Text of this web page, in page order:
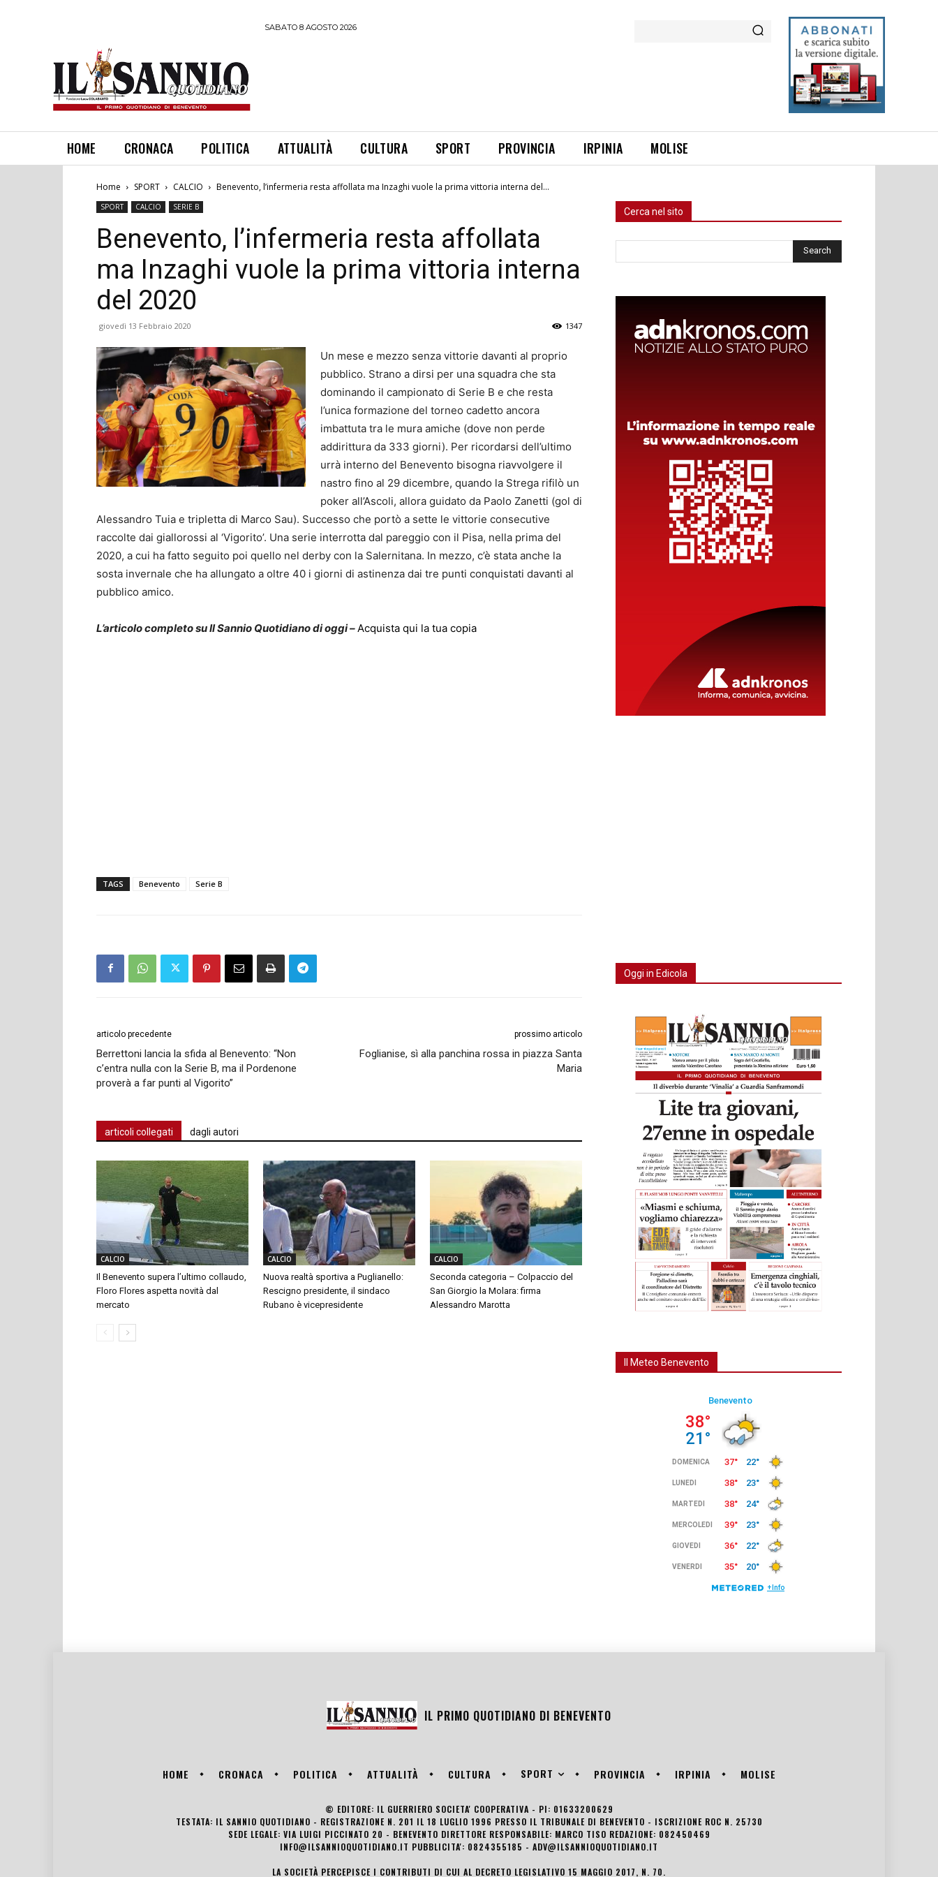
SABATO 8 AGOSTO 2026
HOME CRONACA POLITICA ATTUALITÀ CULTURA SPORT PROVINCIA IRPINIA MOLISE
Home SPORT CALCIO Benevento, l’infermeria resta affollata ma Inzaghi vuole la prima vittoria interna del...
SPORT CALCIO SERIE B
Benevento, l’infermeria resta affollata
ma Inzaghi vuole la prima vittoria interna
del 2020
giovedì 13 Febbraio 2020 1347
Un mese e mezzo senza vittorie davanti al proprio
pubblico. Strano a dirsi per una squadra che sta
dominando il campionato di Serie B e che resta
l’unica formazione del torneo cadetto ancora
imbattuta tra le mura amiche (dove non perde
addirittura da 333 giorni). Per ricordarsi dell’ultimo
urrà interno del Benevento bisogna riavvolgere il
nastro fino al 29 dicembre, quando la Strega rifilò un
poker all’Ascoli, allora guidato da Paolo Zanetti (gol di
Alessandro Tuia e tripletta di Marco Sau). Successo che portò a sette le vittorie consecutive
raccolte dai giallorossi al ‘Vigorito’. Una serie interrotta dal pareggio con il Pisa, nella prima del
2020, a cui ha fatto seguito poi quello nel derby con la Salernitana. In mezzo, c’è stata anche la
sosta invernale che ha allungato a oltre 40 i giorni di astinenza dai tre punti conquistati davanti al
pubblico amico.
L’articolo completo su Il Sannio Quotidiano di oggi – Acquista qui la tua copia
TAGS Benevento Serie B
articolo precedente
Berrettoni lancia la sfida al Benevento: “Non
c’entra nulla con la Serie B, ma il Pordenone
proverà a far punti al Vigorito”
prossimo articolo
Foglianise, sì alla panchina rossa in piazza Santa
Maria
articoli collegati dagli autori
CALCIO
Il Benevento supera l’ultimo collaudo,
Floro Flores aspetta novità dal
mercato
CALCIO
Nuova realtà sportiva a Puglianello:
Rescigno presidente, il sindaco
Rubano è vicepresidente
CALCIO
Seconda categoria – Colpaccio del
San Giorgio la Molara: firma
Alessandro Marotta
Cerca nel sito
Oggi in Edicola
Il Meteo Benevento
IL PRIMO QUOTIDIANO DI BENEVENTO
HOME CRONACA POLITICA ATTUALITÀ CULTURA SPORT PROVINCIA IRPINIA MOLISE
© EDITORE: IL GUERRIERO SOCIETA' COOPERATIVA - PI: 01633200629
TESTATA: IL SANNIO QUOTIDIANO - REGISTRAZIONE N. 201 IL 18 LUGLIO 1996 PRESSO IL TRIBUNALE DI BENEVENTO - ISCRIZIONE ROC N. 25730
SEDE LEGALE: VIA LUIGI PICCINATO 20 - BENEVENTO DIRETTORE RESPONSABILE: MARCO TISO REDAZIONE: 082450469
INFO@ILSANNIOQUOTIDIANO.IT PUBBLICITA': 0824355185 - ADV@ILSANNIOQUOTIDIANO.IT
LA SOCIETÀ PERCEPISCE I CONTRIBUTI DI CUI AL DECRETO LEGISLATIVO 15 MAGGIO 2017, N. 70.